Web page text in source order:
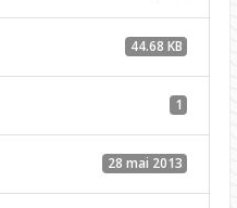
44.68 KB
1
28 mai 2013